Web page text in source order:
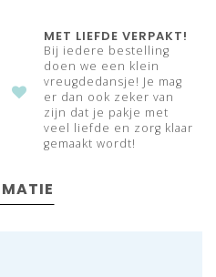
MET LIEFDE VERPAKT!
Bij iedere bestelling
doen we een klein
vreugdedansje! Je mag
er dan ook zeker van
zijn dat je pakje met
veel liefde en zorg klaar
gemaakt wordt!